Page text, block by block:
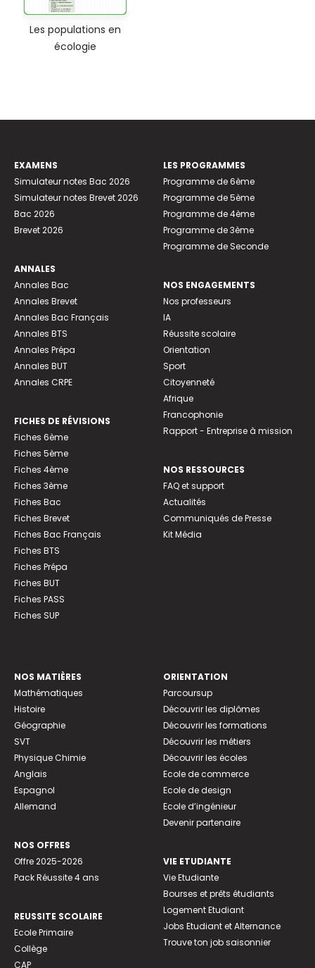
Les populations en
écologie
EXAMENS
Simulateur notes Bac 2026
Simulateur notes Brevet 2026
Bac 2026
Brevet 2026
ANNALES
Annales Bac
Annales Brevet
Annales Bac Français
Annales BTS
Annales Prépa
Annales BUT
Annales CRPE
FICHES DE RÉVISIONS
Fiches 6ème
Fiches 5ème
Fiches 4ème
Fiches 3ème
Fiches Bac
Fiches Brevet
Fiches Bac Français
Fiches BTS
Fiches Prépa
Fiches BUT
Fiches PASS
Fiches SUP
LES PROGRAMMES
Programme de 6ème
Programme de 5ème
Programme de 4ème
Programme de 3ème
Programme de Seconde
NOS ENGAGEMENTS
Nos professeurs
IA
Réussite scolaire
Orientation
Sport
Citoyenneté
Afrique
Francophonie
Rapport - Entreprise à mission
NOS RESSOURCES
FAQ et support
Actualités
Communiqués de Presse
Kit Média
NOS MATIÈRES
Mathématiques
Histoire
Géographie
SVT
Physique Chimie
Anglais
Espagnol
Allemand
NOS OFFRES
Offre 2025-2026
Pack Réussite 4 ans
REUSSITE SCOLAIRE
Ecole Primaire
Collège
CAP
ORIENTATION
Parcoursup
Découvrir les diplômes
Découvrir les formations
Découvrir les métiers
Découvrir les écoles
Ecole de commerce
Ecole de design
Ecole d’ingénieur
Devenir partenaire
VIE ETUDIANTE
Vie Etudiante
Bourses et prêts étudiants
Logement Etudiant
Jobs Etudiant et Alternance
Trouve ton job saisonnier